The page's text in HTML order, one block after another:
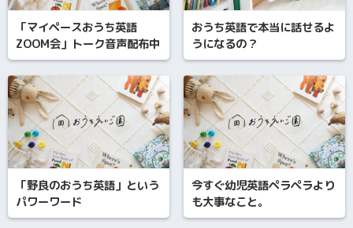
「マイペースおうち英語
ZOOM会」トーク音声配布中
おうち英語で本当に話せるよ
うになるの？
「野良のおうち英語」という
パワーワード
今すぐ幼児英語ペラペラより
も大事なこと。